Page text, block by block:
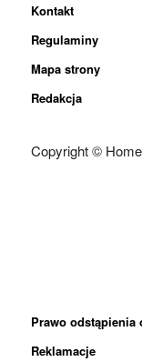
Kontakt
Regulaminy
Mapa strony
Redakcja
Copyright ©
Prawo odstąpienia
Reklamacje